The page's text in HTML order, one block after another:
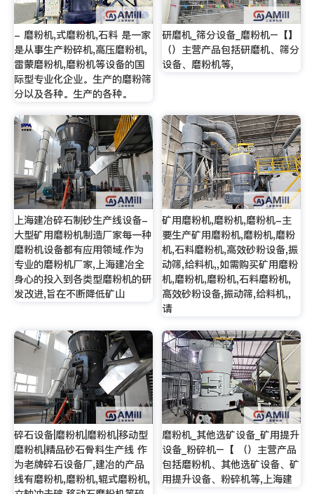
- 磨粉机,式磨粉机,石料 是一家
是从事生产粉碎机,高压磨粉机,
雷蒙磨粉机,磨粉机等设备的国
际型专业化企业。生产的磨粉筛
分以及各种。生产的各种。
研磨机_筛分设备_磨粉机–【】
（）主营产品包括研磨机、筛分
设备、磨粉机等,
上海建冶碎石制砂生产线设备-
大型矿用磨粉机制造厂家每一种
磨粉机设备都有应用领域.作为
专业的磨粉机厂家,上海建冶全
身心的投入到各类型磨粉机的研
发改进,旨在不断降低矿山
矿用磨粉机,磨粉机,磨粉机-主
要生产矿用磨粉机,磨粉机,磨粉
机,石料磨粉机,高效砂粉设备,振
动筛,给料机,,如需购买矿用磨粉
机,磨粉机,磨粉机,石料磨粉机,
高效砂粉设备,振动筛,给料机,,
请
碎石设备|磨粉机|磨粉机|移动型
磨粉机|精品砂石骨料生产线 作
为老牌碎石设备厂,建冶的产品
线有磨粉机,磨粉机,辊式磨粉机,
磨粉机_其他选矿设备_矿用提升
设备_粉碎机–【 （）主营产品
包括磨粉机、其他选矿设备、矿
用提升设备、粉碎机等,上海建